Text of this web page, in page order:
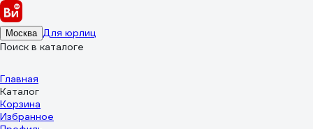
Москва Для юрлиц
Поиск в каталоге
Главная
Каталог
Корзина
Избранное